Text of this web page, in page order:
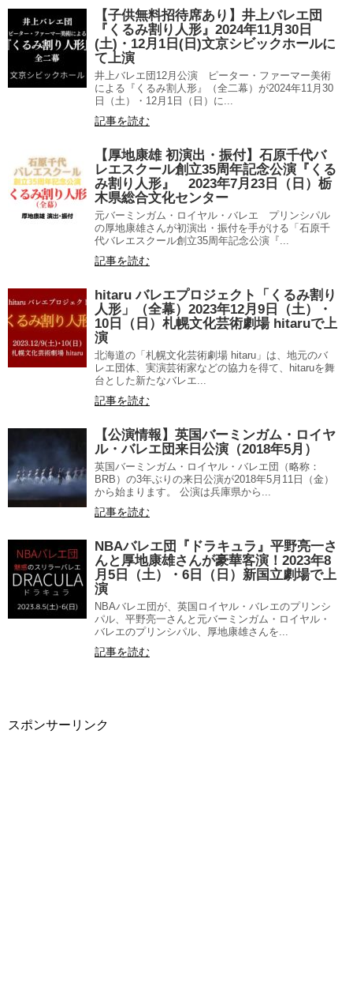
【子供無料招待席あり】井上バレエ団
『くるみ割り人形』2024年11月30日
(土)・12月1日(日)文京シビックホールに
て上演
井上バレエ団12月公演 ピーター・ファーマー美術
による『くるみ割人形』（全二幕）が2024年11月30
日（土）・12月1日（日）に...
記事を読む
【厚地康雄 初演出・振付】石原千代バ
レエスクール創立35周年記念公演『くる
み割り人形』 2023年7月23日（日）栃
木県総合文化センター
元バーミンガム・ロイヤル・バレエ プリンシパル
の厚地康雄さんが初演出・振付を手がける「石原千
代バレエスクール創立35周年記念公演『...
記事を読む
hitaru バレエプロジェクト「くるみ割り
人形」（全幕）2023年12月9日（土）・
10日（日）札幌文化芸術劇場 hitaruで上
演
北海道の「札幌文化芸術劇場 hitaru」は、地元のバ
レエ団体、実演芸術家などの協力を得て、hitaruを舞
台とした新たなバレエ...
記事を読む
【公演情報】英国バーミンガム・ロイヤ
ル・バレエ団来日公演（2018年5月）
英国バーミンガム・ロイヤル・バレエ団（略称：
BRB）の3年ぶりの来日公演が2018年5月11日（金）
から始まります。 公演は兵庫県から...
記事を読む
NBAバレエ団『ドラキュラ』平野亮一さ
んと厚地康雄さんが豪華客演！2023年8
月5日（土）・6日（日）新国立劇場で上
演
NBAバレエ団が、英国ロイヤル・バレエのプリンシ
パル、平野亮一さんと元バーミンガム・ロイヤル・
バレエのプリンシパル、厚地康雄さんを...
記事を読む
スポンサーリンク